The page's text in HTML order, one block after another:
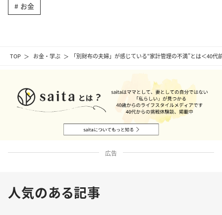
TOP お金・学ぶ 「別財布の夫婦」が感じている“家計管理の不満”とは＜40
お金
広告
人気のある記事